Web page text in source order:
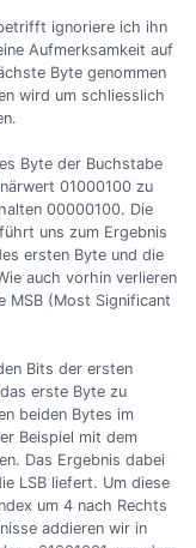
ignoriere ich ihn
Aufmerksamkeit auf
Byte genommen
wird um schliesslich
Byte der Buchstabe
01000100 zu
00000100. Die
uns zum Ergebnis
ersten Byte und die
auch vorhin verlieren
MSB (Most Significant
Bits der ersten
erste Byte zu
beiden Bytes im
Beispiel mit dem
Das Ergebnis dabei
LSB liefert. Um diese
um 4 nach Rechts
addieren wir in